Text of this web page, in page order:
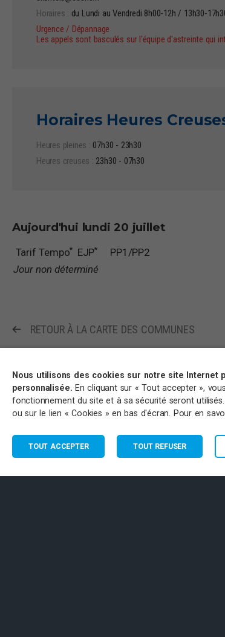
Horaires : du Lundi au Vendredi 8h00-12h / 13h30-
Urgence / Dépannage
Les appels sont basculés sur l'équipe d'astreinte qui
Horaires Heures
Heures pleines : 07h30 - 23h30
Heures creuses : 23h30 - 07h30
Aujourd'hui lundi 20 juillet
Tarif Tempo* EJP*
PP1/PP2
Jour non déterminé
RETOUR À LA CARTE DES COMMUNES
Nous utilisons des cookies sur notre site Internet
personnalisée. En cliquant sur « Tout accepter »,
fonctionnement du site et à sa sécurité seront
ou sur le lien « Cookies » en bas d'écran. Pour en
TOUT ACCEPTER TOUT REFUSER